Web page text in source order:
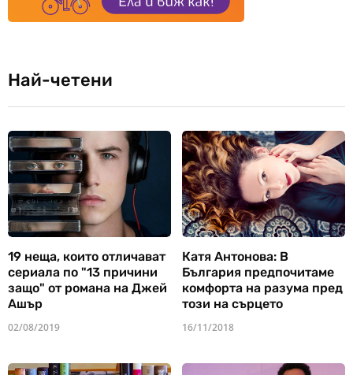
Най-четени
19 неща, които отличават
сериала по "13 причини
защо" от романа на Джей
Ашър
02/08/2019
Катя Антонова: В
България предпочитаме
комфорта на разума пред
този на сърцето
16/11/2018